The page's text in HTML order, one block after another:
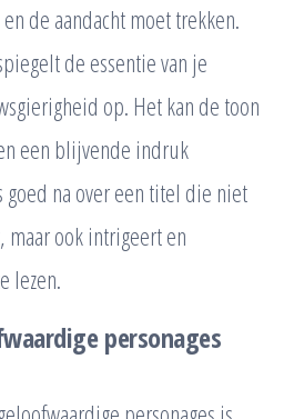
de aandacht moet trekken.
de essentie van je
op. Het kan de toon
een blijvende indruk
goed na over een titel die niet
ook intrigeert en
lezen.
personages